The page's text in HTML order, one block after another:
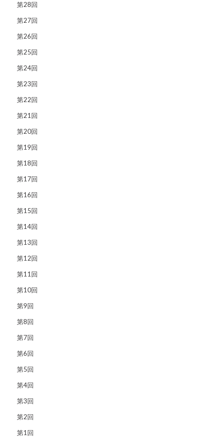
第28回
第27回
第26回
第25回
第24回
第23回
第22回
第21回
第20回
第19回
第18回
第17回
第16回
第15回
第14回
第13回
第12回
第11回
第10回
第9回
第8回
第7回
第6回
第5回
第4回
第3回
第2回
第1回